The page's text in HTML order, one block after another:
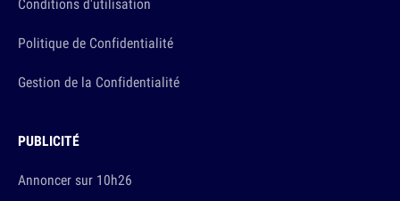
Politique de Confidentialité
Gestion de la Confidentialité
PUBLICITÉ
Annoncer sur 10h26